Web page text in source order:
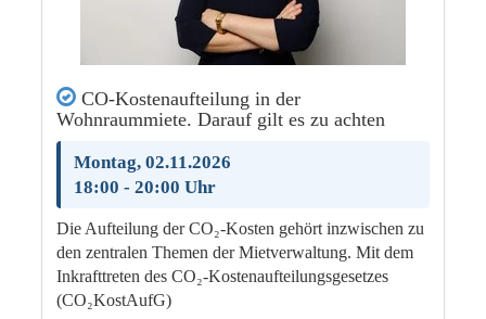
CO-Kostenaufteilung in der
Wohnraummiete. Darauf gilt es zu achten
Montag, 02.11.2026
18:00 - 20:00 Uhr
Die Aufteilung der CO₂-Kosten gehört inzwischen zu
den zentralen Themen der Mietverwaltung. Mit dem
Inkrafttreten des CO₂-Kostenaufteilungsgesetzes
(CO₂KostAufG)